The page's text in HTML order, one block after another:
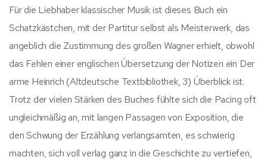
Für die Liebhaber klassischer Musik ist dieses Buch ein
Schatzkästchen, mit der Partitur selbst als Meisterwerk, das
angeblich die Zustimmung des großen Wagner erhielt, obwohl
das Fehlen einer englischen Übersetzung der Notizen ein Der
arme Heinrich (Altdeutsche Textbibliothek, 3) Überblick ist.
Trotz der vielen Stärken des Buches fühlte sich die Pacing oft
ungleichmäßig an, mit langen Passagen von Exposition, die
den Schwung der Erzählung verlangsamten, es schwierig
machten, sich voll verlag ganz in die Geschichte zu vertiefen,